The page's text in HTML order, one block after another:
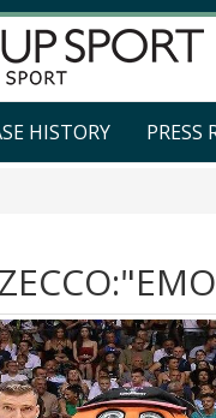
HISTORY PRESS